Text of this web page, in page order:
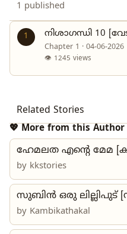
1 published
1 നിശാഗന്ധി 10
Chapter 1 · 04-06-2026
👁 1245 views
Related Stories
💖 More from this Author
ഹേമലത എന്റെ മേമ
by kkstories
സുബിൻ ഒരു
by Kambikathakal